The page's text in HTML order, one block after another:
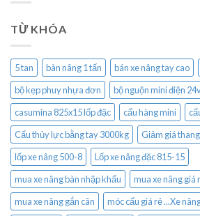
TỪ KHÓA
5 tan bàn nâng 1 tấn bán xe nâng tay cao
bộ kẹp phuy nhựa đơn
bộ nguộn mini điện
casumina 825x15 lốp đặc
cẩu hàng mini
Cẩu thủy lực bằng tay 3000kg
Giảm giá
lốp xe nâng 500-8
Lốp xe nâng đặc 815-15
mua xe nâng bàn nhập khẩu
mua xe nâng giá
mua xe nâng gắn cân
móc cẩu giá rẻ ...Xe